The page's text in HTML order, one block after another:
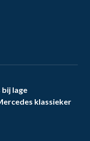
lage
klassieker